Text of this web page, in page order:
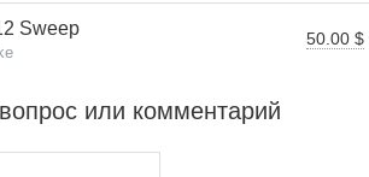
Sweep 50.00 $
или комментарий